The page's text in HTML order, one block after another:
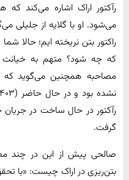
رآکتور اراک اشاره می‌کند
می‌شود. او با گلایه از جلیلی
راکتور بتن نریخته ایم؛ حالا
که چه شود؟ متهم به
مصاحبه همچنین می‌گوید که
گرفت.
صالحی پیش از این در چند
بتن‌ریزی در اراک چیست: «با